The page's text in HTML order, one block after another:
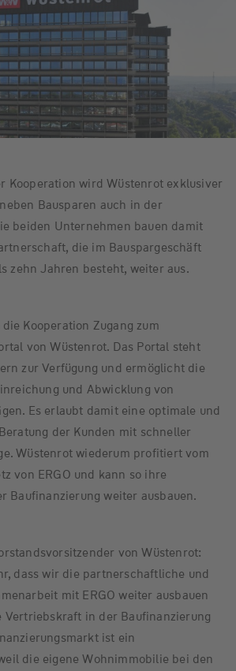
Kooperation wird Wüstenrot exklusiver
Bausparen auch in der
beiden Unternehmen bauen damit
die im Bauspargeschäft
zehn Jahren besteht, weiter aus.
Kooperation Zugang zum
von Wüstenrot. Das Portal steht
zur Verfügung und ermöglicht die
und Abwicklung von
Es erlaubt damit eine optimale und
der Kunden mit schneller
Wüstenrot wiederum profitiert vom
von ERGO und kann so ihre
Baufinanzierung weiter ausbauen.
von Wüstenrot:
dass wir die partnerschaftliche und
mit ERGO weiter ausbauen
Vertriebskraft in der Baufinanzierung
ist ein
die eigene Wohnimmobilie bei den